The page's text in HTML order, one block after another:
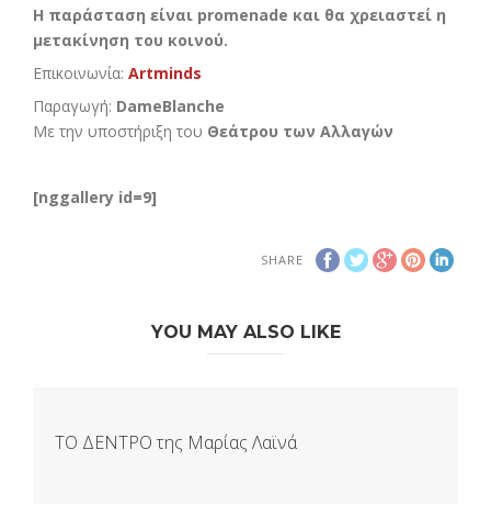
Η παράσταση είναι promenade και θα χρειαστεί η
μετακίνηση του κοινού.
Επικοινωνία:Artminds
Παραγωγή: DameBlanche
Με την υποστήριξη του Θεάτρου των Αλλαγών
[nggallery id=9]
SHARE
YOU MAY ALSO LIKE
ΤΟ ΔΕΝΤΡΟ της Μαρίας Λαϊνά